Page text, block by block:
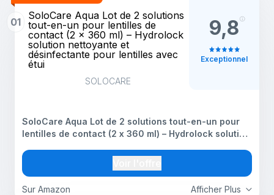
01
SoloCare Aqua Lot de 2 solutions
tout-en-un pour lentilles de
contact (2 x 360 ml) – Hydrolock
solution nettoyante et
désinfectante pour lentilles avec
étui
SOLOCARE
Afficher Plus
Sur Amazon
SoloCare Aqua Lot de 2 solutions tout-en-un pour
lentilles de contact (2 x 360 ml) – Hydrolock solution
9,8
Exceptionnel